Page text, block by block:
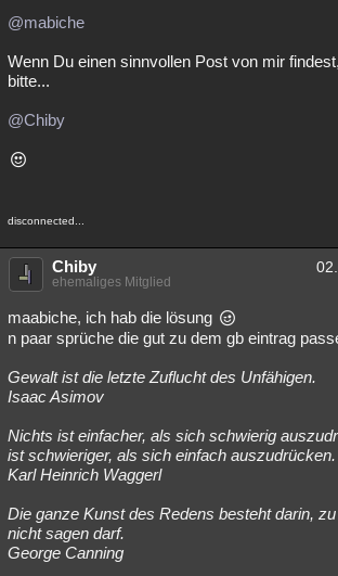
@mabiche
Wenn Du einen sinnvollen Post von mir
bitte...
@Chiby
disconnected...
Chiby
ehemaliges Mitglied
maabiche, ich hab die lösung
n paar sprüche die gut zu dem gb eintrag
Gewalt ist die letzte Zuflucht des Unfähigen.
Isaac Asimov
Nichts ist einfacher, als sich schwierig
ist schwieriger, als sich einfach auszudrücken.
Karl Heinrich Waggerl
Die ganze Kunst des Redens besteht darin,
nicht sagen darf.
George Canning